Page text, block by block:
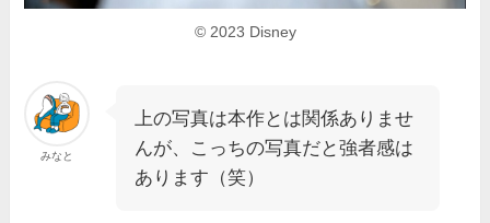
© 2023 Disney
みなと
上の写真は本作とは関係ありませ
んが、こっちの写真だと強者感は
あります（笑）